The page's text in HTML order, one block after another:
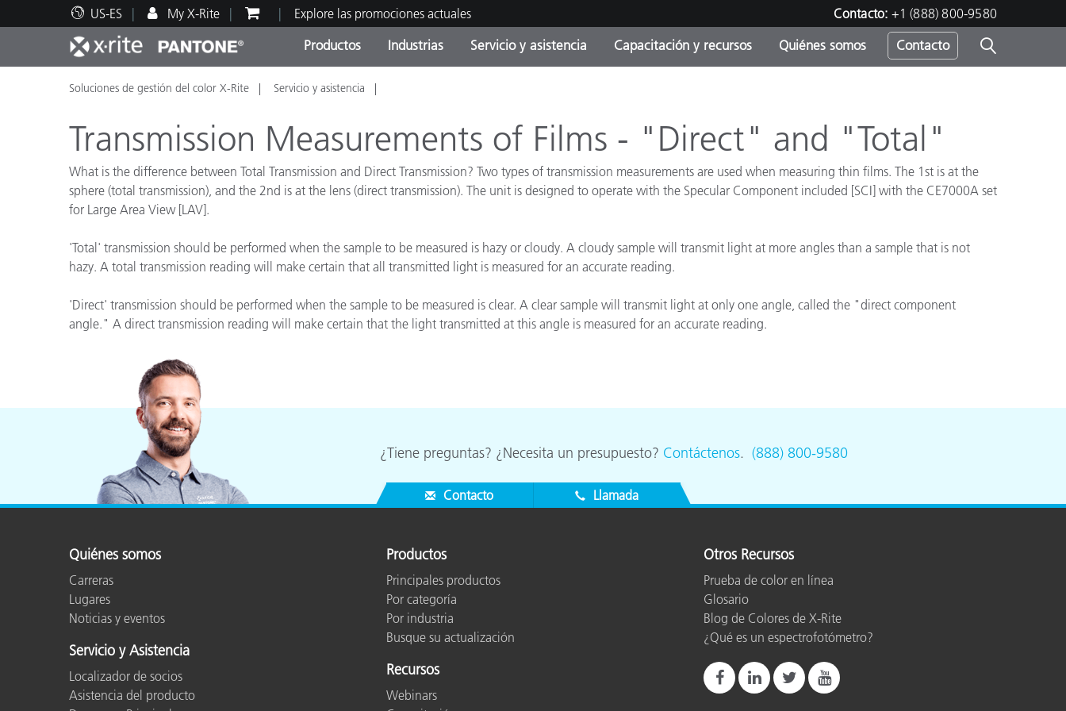
US-ES My X-Rite Explore las promociones actuales Contacto: +1 (888) 800-9580
Productos
Principales productos Categorías de Producto
actualización
Promociones actuales
Online Store
Industrias
Impresión y Empaques
Automotriz
Pinturas y Recubrimientos
Textiles
Productos Envasados
Food Color Measurement
Ciencias de vida
Productos Electrónicos
Materiales de Construcción
Servicio y asistencia
Soporte técnico Servicio y mantenimiento
Capacitación y recursos
Recursos educativos Adiestramiento
Top Descargas
Quiénes somos Contacto
Soluciones de gestión del color X-Rite Servicio y asistencia
Transmission Measurements of Films - "Direct" and "Total"
What is the difference between Total Transmission and Direct Transmission? Two types of transmission measurements are used when measuring thin films. The 1st is at the
sphere (total transmission), and the 2nd is at the lens (direct transmission). The unit is designed to operate with the Specular Component included [SCI] with the CE7000A set
for Large Area View [LAV].
'Total' transmission should be performed when the sample to be measured is hazy or cloudy. A cloudy sample will transmit light at more angles than a sample that is not
hazy. A total transmission reading will make certain that all transmitted light is measured for an accurate reading.
'Direct' transmission should be performed when the sample to be measured is clear. A clear sample will transmit light at only one angle, called the "direct component
angle." A direct transmission reading will make certain that the light transmitted at this angle is measured for an accurate reading.
¿Tiene preguntas? ¿Necesita un presupuesto? Contáctenos. (888) 800-9580
Contacto Llamada
Quiénes somos
Carreras
Lugares
Noticias y eventos
Servicio y Asistencia
Localizador de socios
Asistencia del producto
Productos
Principales productos
Por categoría
Por industria
Busque su actualización
Recursos
Webinars
Otros Recursos
Prueba de color en línea
Glosario
Blog de Colores de X-Rite
¿Qué es un espectrofotómetro?